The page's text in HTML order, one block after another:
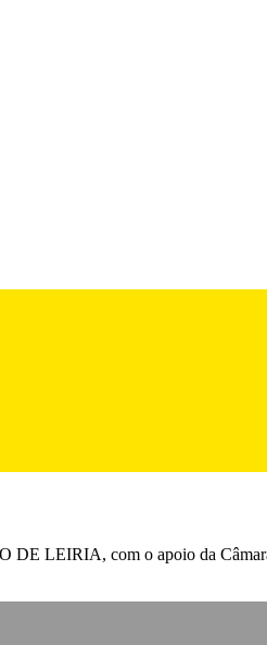
DE LEIRIA, com o apoio da